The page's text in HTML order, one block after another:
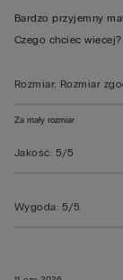
z
5
Bardzo przyjemny
Czego chciec
Rozmiar: Rozmiar
Za mały rozmiar
Jakość: 5/5
Wygoda: 5/5